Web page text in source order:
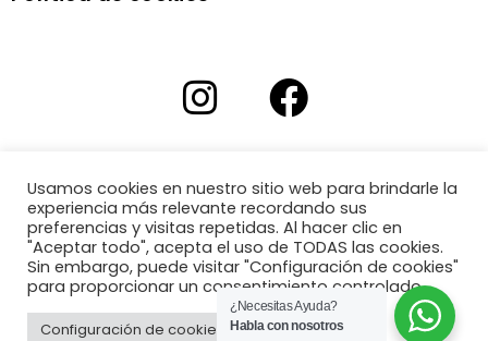
Usamos cookies en nuestro sitio web para brindarle la
experiencia más relevante recordando sus
preferencias y visitas repetidas. Al hacer clic en
"Aceptar todo", acepta el uso de TODAS las cookies.
Sin embargo, puede visitar "Configuración de cookies"
para proporcionar un consentimiento controlado.
Configuración de cookies Aceptar todo
¿Necesitas Ayuda?
Habla con nosotros